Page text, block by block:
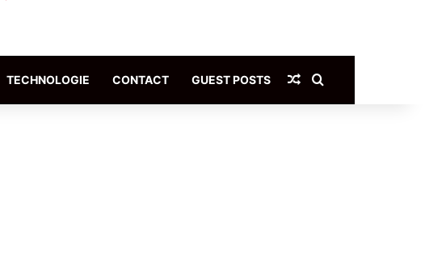
TECHNOLOGIE CONTACT GUEST POSTS Article Aléatoire